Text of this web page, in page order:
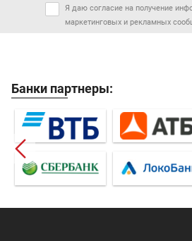
Я даю согласие на получение
маркетинговых и рекламных
Банки партнеры: